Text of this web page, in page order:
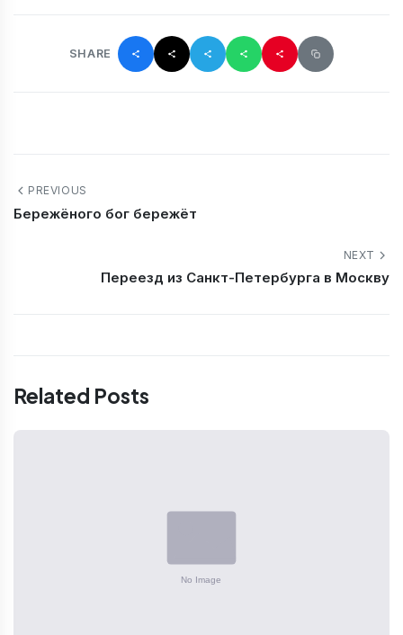
SHARE
PREVIOUS
Бережёного бог бережёт
NEXT
Переезд из Санкт-Петербурга в Москву
Related Posts